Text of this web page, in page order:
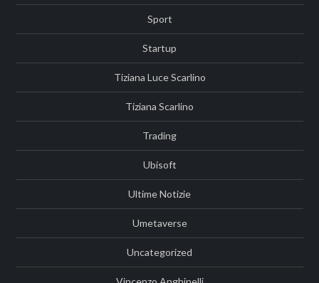
Sport
Startup
Tiziana Luce Scarlino
Tiziana Scarlino
Trading
Ubisoft
Ultime Notizie
Umetaverse
Uncategorized